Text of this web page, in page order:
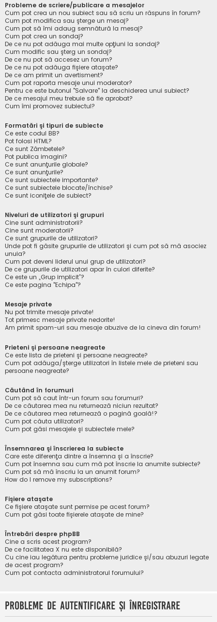
Probleme de scriere/publicare a mesajelor
Cum pot crea un nou subiect sau să scriu un răspuns în forum?
Cum pot modifica sau şterge un mesaj?
Cum pot să îmi adaug semnătură la mesaj?
Cum pot crea un sondaj?
De ce nu pot adăuga mai multe opţiuni la sondaj?
Cum modific sau şterg un sondaj?
De ce nu pot să accesez un forum?
De ce nu pot adăuga fişiere ataşate?
De ce am primit un avertisment?
Cum pot raporta mesaje unui moderator?
Pentru ce este butonul "Salvare" la deschiderea unui subiect?
De ce mesajul meu trebuie să fie aprobat?
Cum îmi promovez subiectul?
Formatări şi tipuri de subiecte
Ce este codul BB?
Pot folosi HTML?
Ce sunt Zâmbetele?
Pot publica imagini?
Ce sunt anunţurile globale?
Ce sunt anunţurile?
Ce sunt subiectele importante?
Ce sunt subiectele blocate/închise?
Ce sunt iconiţele de subiect?
Niveluri de utilizatori şi grupuri
Cine sunt administratorii?
Cine sunt moderatorii?
Ce sunt grupurile de utilizatori?
Unde pot fi găsite grupurile de utilizatori şi cum pot să mă asociez
unuia?
Cum pot deveni liderul unui grup de utilizatori?
De ce grupurile de utilizatori apar în culori diferite?
Ce este un „Grup implicit”?
Ce este pagina "Echipa"?
Mesaje private
Nu pot trimite mesaje private!
Tot primesc mesaje private nedorite!
Am primit spam-uri sau mesaje abuzive de la cineva din forum!
Prieteni şi persoane neagreate
Ce este lista de prieteni şi persoane neagreate?
Cum pot adăuga/şterge utilizatori în listele mele de prieteni sau
persoane neagreate?
Căutând în forumuri
Cum pot să caut într-un forum sau forumuri?
De ce căutarea mea nu returnează niciun rezultat?
De ce căutarea mea returnează o pagină goală!?
Cum pot căuta utilizatori?
Cum pot găsi mesajele şi subiectele mele?
Însemnarea şi înscrierea la subiecte
Care este diferenţa dintre a însemna şi a înscrie?
Cum pot însemna sau cum mă pot înscrie la anumite subiecte?
Cum pot să mă înscriu la un anumit forum?
How do I remove my subscriptions?
Fişiere ataşate
Ce fişiere ataşate sunt permise pe acest forum?
Cum pot găsi toate fişierele ataşate de mine?
Întrebări despre phpBB
Cine a scris acest program?
De ce facilitatea X nu este disponibilă?
Cu cine iau legătura pentru probleme juridice şi/sau abuzuri legate
de acest program?
Cum pot contacta administratorul forumului?
Probleme de autentificare şi înregistrare